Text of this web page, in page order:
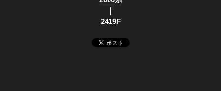
｜
2419F